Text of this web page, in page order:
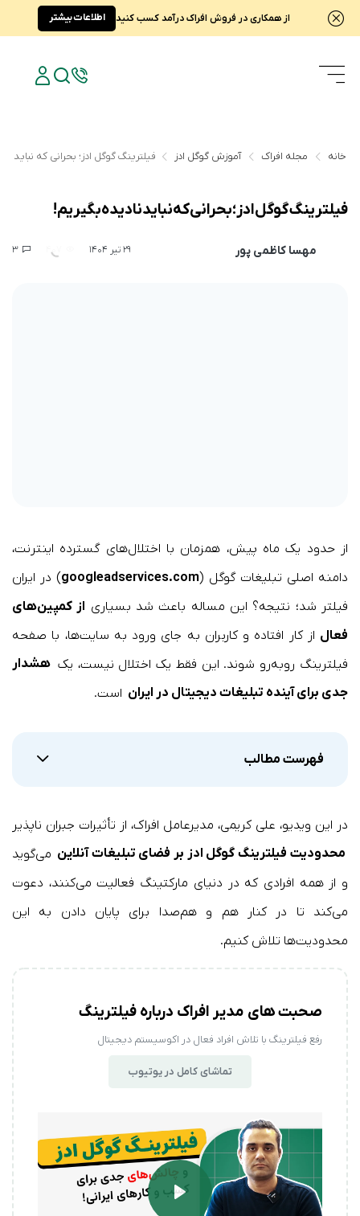
از همکاری در فروش افراک درآمد کسب کنید اطلاعات بیشتر
خانه مجله افراک آموزش گوگل ادز فیلترینگ گوگل ادز؛ بحرانی که نباید
فیلترینگ گوگل ادز؛ بحرانی که نباید نادیده بگیریم!
مهسا کاظمی پور 29 تیر 1404
از حدود یک ماه پیش، همزمان با اختلال‌های گسترده اینترنت،
دامنه اصلی تبلیغات گوگل (googleadservices.com) در ایران
فیلتر شد؛ نتیجه؟ این مساله باعث شد بسیاری از کمپین‌های
فعال از کار افتاده و کاربران به جای ورود به سایت‌ها، با صفحه
فیلترینگ روبه‌رو شوند. این فقط یک اختلال نیست، یک هشدار
جدی برای آینده تبلیغات دیجیتال در ایران است.
فهرست مطالب
در این ویدیو، علی کریمی، مدیرعامل افراک، از تأثیرات جبران ناپذیر
محدودیت‌ فیلترینگ گوگل ادز بر فضای تبلیغات آنلاین می‌گوید
و از همه افرادی که در دنیای مارکتینگ فعالیت می‌کنند، دعوت
می‌کند تا در کنار هم و هم‌صدا برای پایان دادن به این
محدودیت‌ها تلاش کنیم.
صحبت های مدیر افراک درباره فیلترینگ
رفع فیلترینگ با تلاش افراد فعال در اکوسیستم دیجیتال
تماشای کامل در یوتیوب
Play